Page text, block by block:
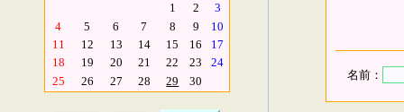
1
2
3
4
5 6 7 8 9
10
11
12 13 14 15 16
17
18
19 20 21 22 23
24
25
26 27 28 29 30 名前：